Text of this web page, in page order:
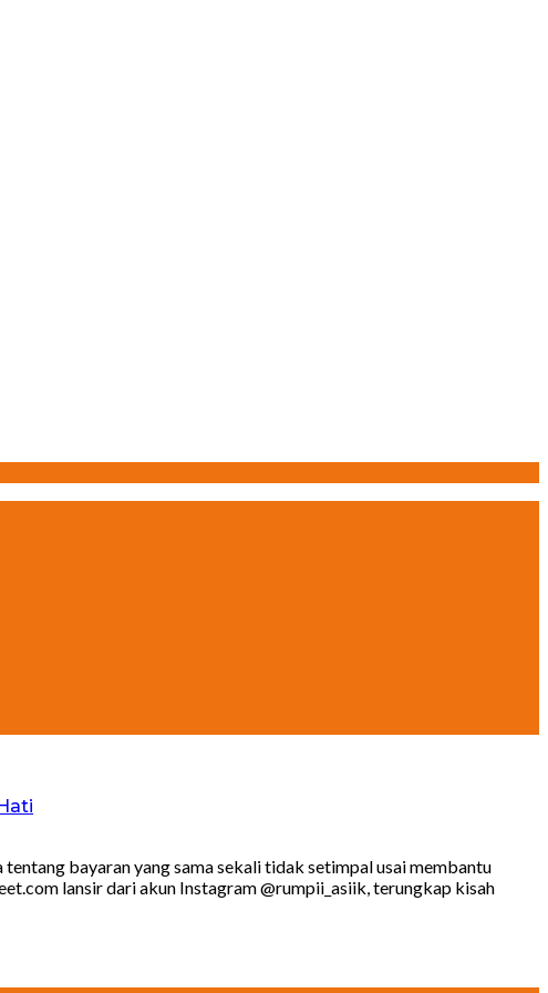
bayaran yang sama sekali tidak setimpal usai membantu
lansir dari akun Instagram @rumpii_asiik, terungkap kisah